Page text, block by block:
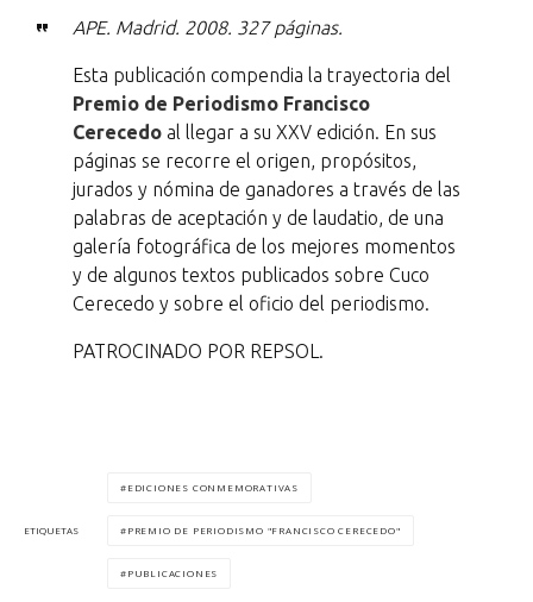
APE. Madrid. 2008. 327 páginas.
Esta publicación compendia la trayectoria del
Premio de Periodismo Francisco
Cerecedoal llegar a su XXV edición. En sus
páginas se recorre el origen, propósitos,
jurados y nómina de ganadores a través de las
palabras de aceptación y de laudatio, de una
galería fotográfica de los mejores momentos
y de algunos textos publicados sobre Cuco
Cerecedo y sobre el oficio del periodismo.
PATROCINADO POR REPSOL.
ETIQUETAS
EDICIONES CONMEMORATIVAS
PREMIO DE PERIODISMO "FRANCISCO CERECEDO"
PUBLICACIONES